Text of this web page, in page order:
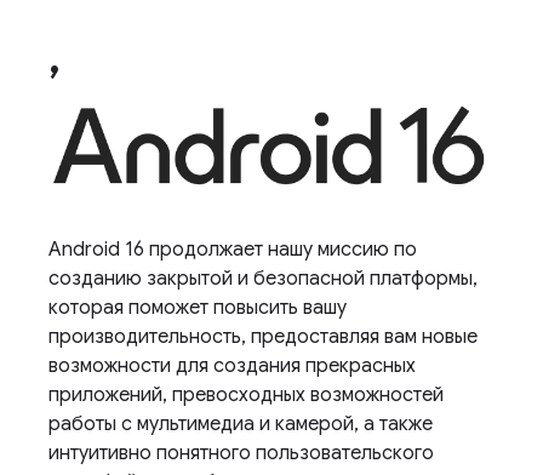
,
Android 16 продолжает нашу миссию по
созданию закрытой и безопасной платформы,
которая поможет повысить вашу
производительность, предоставляя вам новые
возможности для создания прекрасных
приложений, превосходных возможностей
работы с мультимедиа и камерой, а также
интуитивно понятного пользовательского